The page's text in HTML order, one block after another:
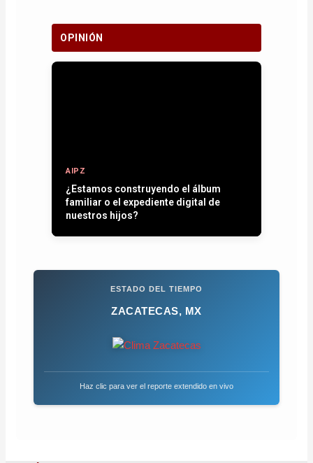
OPINIÓN
AIPZ
Entre plumas, operativos y la paz que
se quiere recuperar
ESTADO DEL TIEMPO
ZACATECAS, MX
Haz clic para ver el reporte extendido en vivo